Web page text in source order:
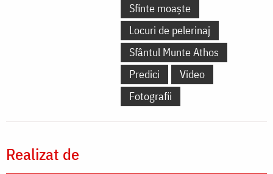
Sfinte moaște
Locuri de pelerinaj
Sfântul Munte Athos
Predici
Video
Fotografii
Realizat de